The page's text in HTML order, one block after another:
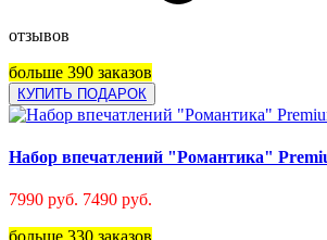
отзывов
больше 390 заказов
КУПИТЬ ПОДАРОК
Набор впечатлений "Романтика"
7990 руб. 7490 руб.